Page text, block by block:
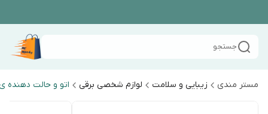
جستجو
مستر مندی زیبایی و سلامت لوازم شخصی برقی اتو و حالت دهنده